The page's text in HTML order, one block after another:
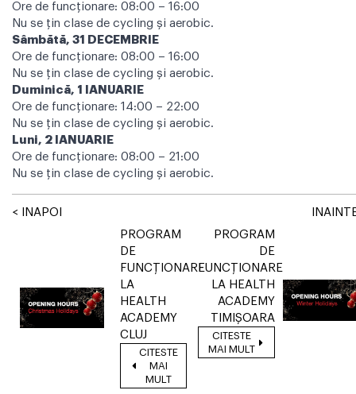
Ore de funcţionare: 08:00 – 16:00
Nu se ţin clase de cycling şi aerobic.
Sâmbătă, 31 DECEMBRIE
Ore de funcţionare: 08:00 – 16:00
Nu se ţin clase de cycling şi aerobic.
Duminică, 1 IANUARIE
Ore de funcţionare: 14:00 – 22:00
Nu se ţin clase de cycling şi aerobic.
Luni, 2 IANUARIE
Ore de funcţionare: 08:00 – 21:00
Nu se ţin clase de cycling şi aerobic.
< INAPOI
PROGRAM
DE
FUNCŢIONARE
LA
HEALTH
ACADEMY
CLUJ
CITESTE
MAI
MULT
PROGRAM
DE
FUNCŢIONARE
LA HEALTH
ACADEMY
TIMIŞOARA
CITESTE
MAI MULT